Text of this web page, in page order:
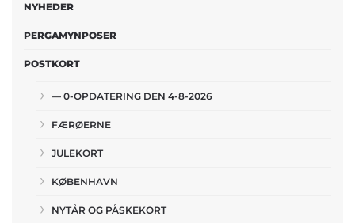
NYHEDER
PERGAMYNPOSER
POSTKORT
— 0-OPDATERING DEN 4-8-2026
FÆRØERNE
JULEKORT
KØBENHAVN
NYTÅR OG PÅSKEKORT